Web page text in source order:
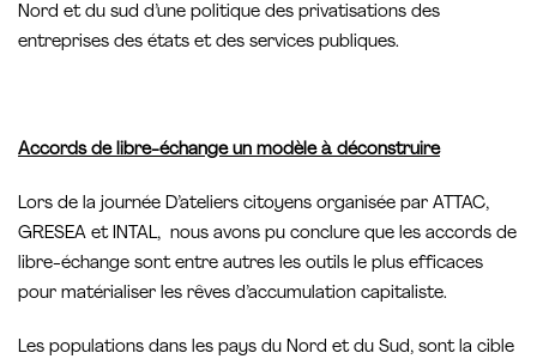
Nord et du sud d’une politique des privatisations des
entreprises des états et des services publiques.
Accords de libre-échange un modèle à déconstruire
Lors de la journée D’ateliers citoyens organisée par ATTAC,
GRESEA et INTAL, nous avons pu conclure que les accords de
libre-échange sont entre autres les outils le plus efficaces
pour matérialiser les rêves d’accumulation capitaliste.
Les populations dans les pays du Nord et du Sud, sont la cible